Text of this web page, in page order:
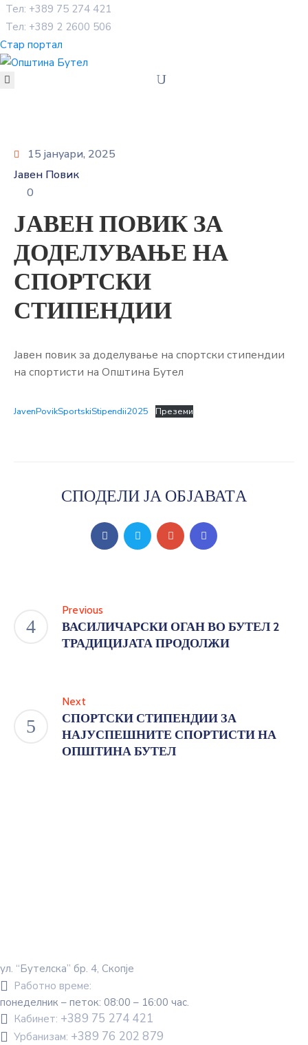
Тел: +389 75 274 421
Тел: +389 2 2600 506
Стар портал
ЗА
ОПШТИНАТА
ГРАЃАНСКИ
БУЏЕТ
УРБАНИЗАМ
ОДНОСИ
СО
ЈАВНОСТ
КОНТАКТ
15 јануари, 2025
Јавен Повик
0
ЈАВЕН ПОВИК ЗА
ДОДЕЛУВАЊЕ НА
СПОРТСКИ
СТИПЕНДИИ
Јавен повик за доделување на спортски стипендии
на спортисти на Општина Бутел
JavenPovikSportskiStipendii2025 Преземи
СПОДЕЛИ ЈА ОБЈАВАТА
Previous
ВАСИЛИЧАРСКИ ОГАН ВО БУТЕЛ 2
ТРАДИЦИЈАТА ПРОДОЛЖИ
Next
СПОРТСКИ СТИПЕНДИИ ЗА
НАЈУСПЕШНИТЕ СПОРТИСТИ НА
ОПШТИНА БУТЕЛ
ул. “Бутелска” бр. 4, Скопје
Работно време:
понеделник – петок: 08:00 – 16:00 час.
Кабинет: +389 75 274 421
Урбанизам: +389 76 202 879